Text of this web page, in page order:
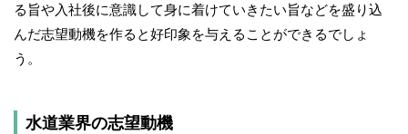
る旨や入社後に意識して身に着けていきたい旨などを盛り込
んだ志望動機を作ると好印象を与えることができるでしょ
う。
水道業界の志望動機